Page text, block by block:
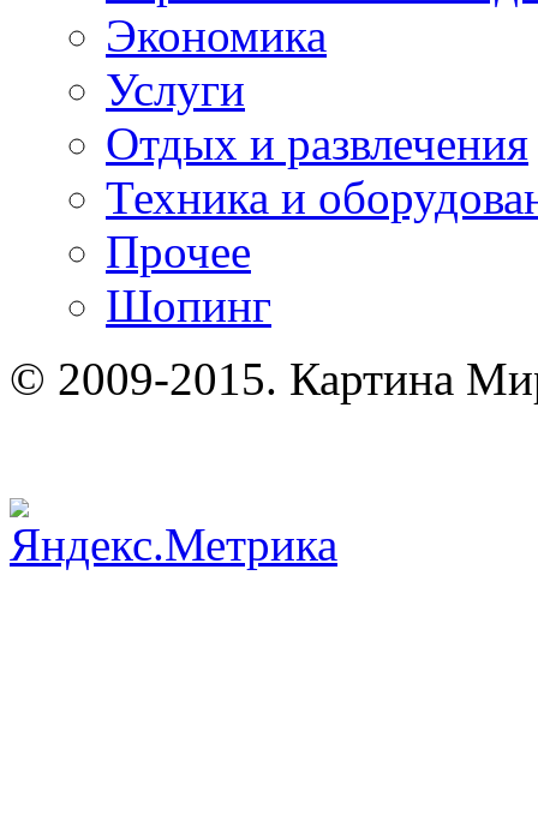
Экономика
Услуги
Отдых и развлечения
Техника и
Прочее
Шопинг
© 2009-2015. Картина